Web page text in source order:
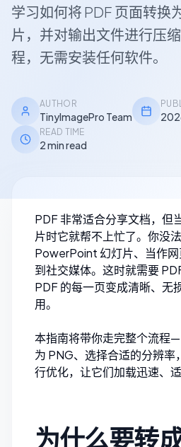
学习如何将 PDF 页面转换
片，并对输出文件进行压
程，无需安装任何软件。
AUTHOR
TinyImagePro Team
READ TIME
2 min read
PDF 非常适合分享文档，但
片时它就帮不上忙了。你没
PowerPoint 幻灯片、当作
到社交媒体。这时就需要
PDF 的每一页变成清晰、无
用。
本指南将带你走完整个流程
为 PNG、选择合适的分辨率
行优化，让它们加载迅速、适
为什么要转